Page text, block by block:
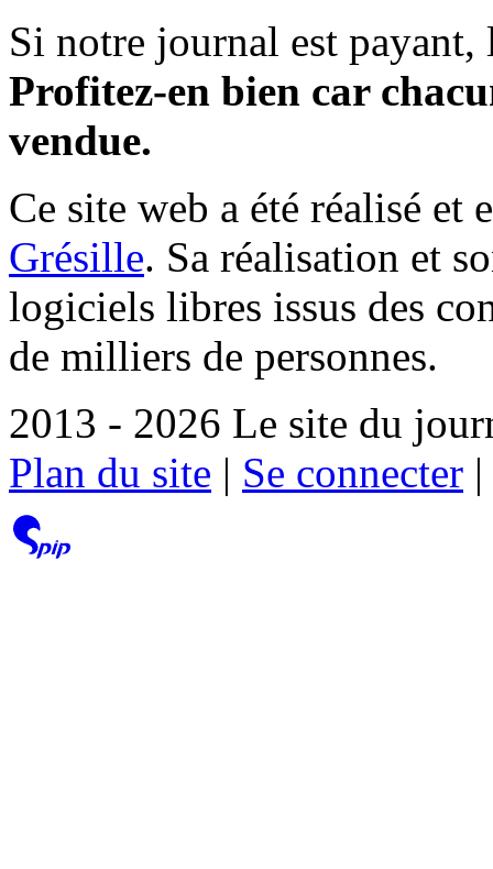
Si notre journal est payant,
Profitez-en bien car
vendue.
Ce site web a été réalisé et
Grésille. Sa réalisation et
logiciels libres issus des
de milliers de personnes.
2013 - 2026 Le site du
Plan du site | Se connecter |